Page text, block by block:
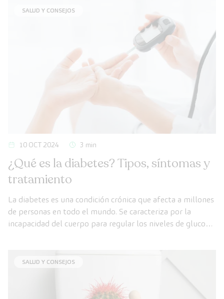
médica urgente.
SALUD Y CONSEJOS
10 OCT 2024 3 min
¿Qué es la diabetes? Tipos, síntomas y
tratamiento
La diabetes es una condición crónica que afecta a millones
de personas en todo el mundo. Se caracteriza por la
incapacidad del cuerpo para regular los niveles de glucosa
SALUD Y CONSEJOS